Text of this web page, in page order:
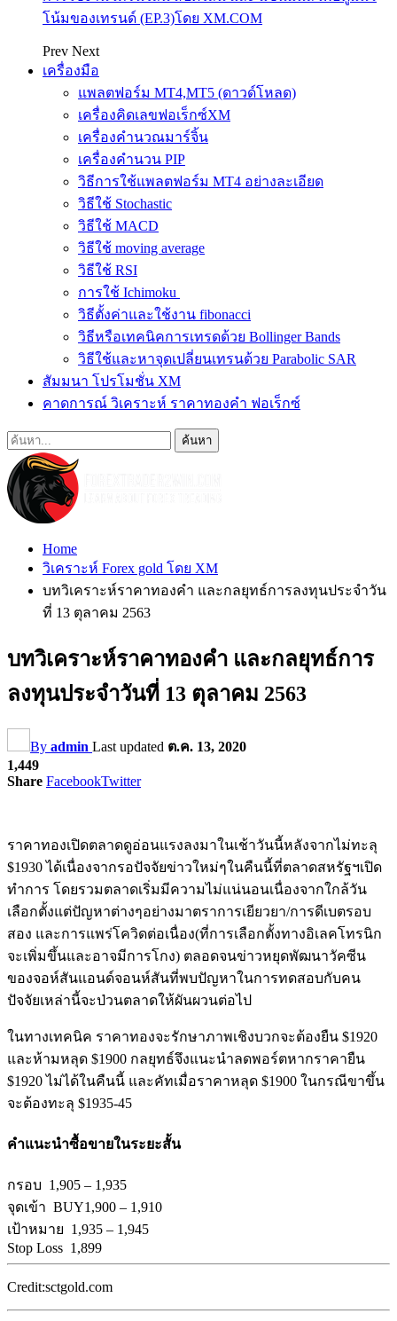
โน้มของเทรนด์ (EP.3)โดย XM.COM
Prev Next
เครื่องมือ
แพลตฟอร์ม MT4,MT5 (ดาวด์โหลด)
เครื่องคิดเลขฟอเร็กซ์XM
เครื่องคำนวณมาร์จิ้น
เครื่องคำนวน PIP
วิธีการใช้แพลตฟอร์ม MT4 อย่างละเอียด
วิธีใช้ Stochastic
วิธีใช้ MACD
วิธีใช้ moving average
วิธีใช้ RSI
การใช้ Ichimoku
วิธีตั้งค่าและใช้งาน fibonacci
วิธีหรือเทคนิคการเทรดด้วย Bollinger Bands
วิธีใช้และหาจุดเปลี่ยนเทรนด้วย Parabolic SAR
สัมมนา โปรโมชั่น XM
คาดการณ์ วิเคราะห์ ราคาทองคำ ฟอเร็กซ์
Home
วิเคราะห์ Forex gold โดย XM
บทวิเคราะห์ราคาทองคำ และกลยุทธ์การลงทุนประจำวัน
ที่ 13 ตุลาคม 2563
บทวิเคราะห์ราคาทองคำ และกลยุทธ์การ
ลงทุนประจำวันที่ 13 ตุลาคม 2563
By admin Last updated ต.ค. 13, 2020
1,449
Share FacebookTwitter
ราคาทองเปิดตลาดดูอ่อนแรงลงมาในเช้าวันนี้หลังจากไม่ทะลุ
$1930 ได้เนื่องจากรอปัจจัยข่าวใหม่ๆในคืนนี้ที่ตลาดสหรัฐฯเปิด
ทำการ โดยรวมตลาดเริ่มมีความไม่แน่นอนเนื่องจากใกล้วัน
เลือกตั้งแต่ปัญหาต่างๆอย่างมาตราการเยียวยา/การดีเบตรอบ
สอง และการแพร่โควิดต่อเนื่อง(ที่การเลือกตั้งทางอิเลคโทรนิก
จะเพิ่มขึ้นและอาจมีการโกง) ตลอดจนข่าวหยุดพัฒนาวัคซีน
ของจอห์สันแอนด์จอนห์สันที่พบปัญหาในการทดสอบกับคน
ปัจจัยเหล่านี้จะป่วนตลาดให้ผันผวนต่อไป
ในทางเทคนิค ราคาทองจะรักษาภาพเชิงบวกจะต้องยืน $1920
และห้ามหลุด $1900 กลยุทธ์จึงแนะนำลดพอร์ตหากราคายืน
$1920 ไม่ได้ในคืนนี้ และคัทเมื่อราคาหลุด $1900 ในกรณีขาขึ้น
จะต้องทะลุ $1935-45
คำแนะนำซื้อขายในระยะสั้น
กรอบ 1,905 – 1,935
จุดเข้า BUY1,900 – 1,910
เป้าหมาย 1,935 – 1,945
Stop Loss 1,899
Credit:sctgold.com